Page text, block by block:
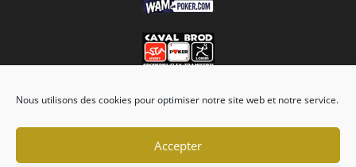
Nous utilisons des cookies pour optimiser notre site web et notre service.
Accepter